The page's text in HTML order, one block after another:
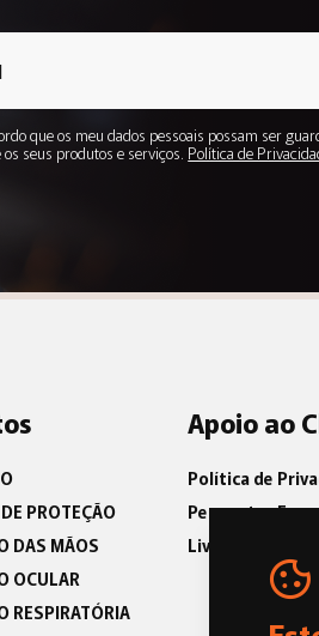
que os meu dados pessoais possam ser
os seus produtos e serviços. Política de
PROTEÇÃO
DAS MÃOS
OCULAR
RESPIRATÓRIA
Apoio ao
Política de
Perguntas
Livro de